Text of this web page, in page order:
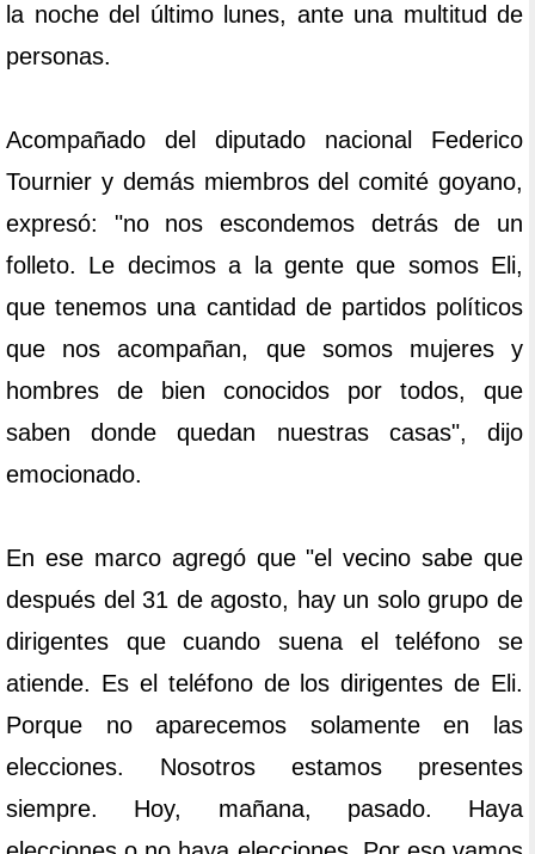
la noche del último lunes, ante una multitud de
personas.
Acompañado del diputado nacional Federico
Tournier y demás miembros del comité goyano,
expresó: "no nos escondemos detrás de un
folleto. Le decimos a la gente que somos Eli,
que tenemos una cantidad de partidos políticos
que nos acompañan, que somos mujeres y
hombres de bien conocidos por todos, que
saben donde quedan nuestras casas", dijo
emocionado.
En ese marco agregó que "el vecino sabe que
después del 31 de agosto, hay un solo grupo de
dirigentes que cuando suena el teléfono se
atiende. Es el teléfono de los dirigentes de Eli.
Porque no aparecemos solamente en las
elecciones. Nosotros estamos presentes
siempre. Hoy, mañana, pasado. Haya